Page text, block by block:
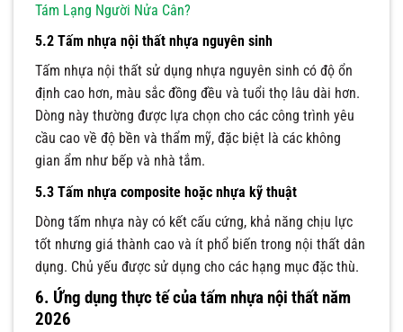
Tám Lạng Người Nửa Cân?
5.2 Tấm nhựa nội thất nhựa nguyên sinh
Tấm nhựa nội thất sử dụng nhựa nguyên sinh có độ ổn
định cao hơn, màu sắc đồng đều và tuổi thọ lâu dài hơn.
Dòng này thường được lựa chọn cho các công trình yêu
cầu cao về độ bền và thẩm mỹ, đặc biệt là các không
gian ẩm như bếp và nhà tắm.
5.3 Tấm nhựa composite hoặc nhựa kỹ thuật
Dòng tấm nhựa này có kết cấu cứng, khả năng chịu lực
tốt nhưng giá thành cao và ít phổ biến trong nội thất dân
dụng. Chủ yếu được sử dụng cho các hạng mục đặc thù.
6. Ứng dụng thực tế của tấm nhựa nội thất năm
2026